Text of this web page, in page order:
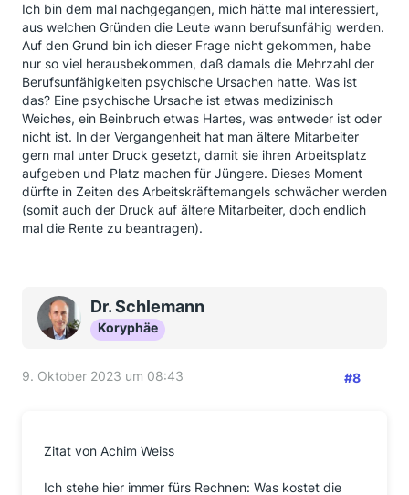
Ich bin dem mal nachgegangen, mich hätte mal interessiert,
aus welchen Gründen die Leute wann berufsunfähig werden.
Auf den Grund bin ich dieser Frage nicht gekommen, habe
nur so viel herausbekommen, daß damals die Mehrzahl der
Berufsunfähigkeiten psychische Ursachen hatte. Was ist
das? Eine psychische Ursache ist etwas medizinisch
Weiches, ein Beinbruch etwas Hartes, was entweder ist oder
nicht ist. In der Vergangenheit hat man ältere Mitarbeiter
gern mal unter Druck gesetzt, damit sie ihren Arbeitsplatz
aufgeben und Platz machen für Jüngere. Dieses Moment
dürfte in Zeiten des Arbeitskräftemangels schwächer werden
(somit auch der Druck auf ältere Mitarbeiter, doch endlich
mal die Rente zu beantragen).
Dr. Schlemann
Koryphäe
9. Oktober 2023 um 08:43 #8
Zitat von Achim Weiss
Ich stehe hier immer fürs Rechnen: Was kostet die